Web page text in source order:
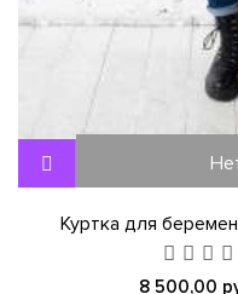
Куртка для
8 500,00